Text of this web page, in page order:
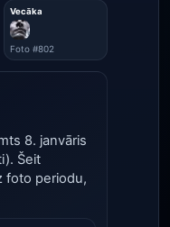
Vecāka
Foto #802
8. janvāris
Šeit
foto periodu,